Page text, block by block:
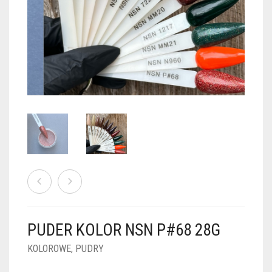
PUDRY BROKATOWE
PUDRY Z DROBINKAMI
PUDRY KOLOR PUR
PUDRY BUDUJĄCE
PUDRY DO FRENCH
PUDRY GALAXY
PUDRY SPARKLE
PUDRY TERMICZNE
PUDRY ŚWIECĄCE
FOIL DIP
PUDER KOLOR NSN P#68 28G
KOLOROWE, PUDRY